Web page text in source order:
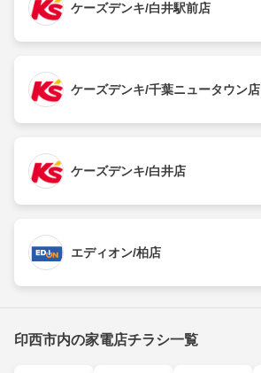
ケーズデンキ/白井駅前店
ケーズデンキ/千葉ニュータウン店
ケーズデンキ/白井店
エディオン/柏店
印西市内の家電店チラシ一覧